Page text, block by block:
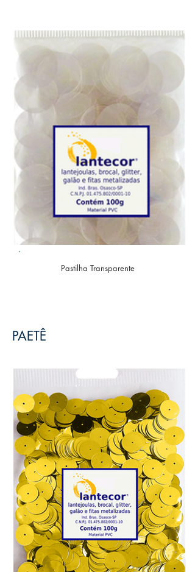
Pastilha Transparente
PAETÊ